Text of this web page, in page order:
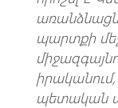
պարտքի
պետական